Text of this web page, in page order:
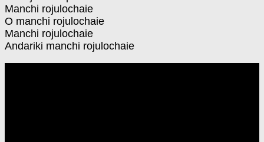
Manchi rojulochaie
O manchi rojulochaie
Manchi rojulochaie
Andariki manchi rojulochaie